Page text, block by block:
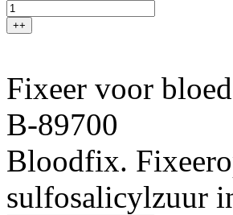
++
Fixeer voor bloed
B-89700
Bloodfix.
sulfosalicylzuur